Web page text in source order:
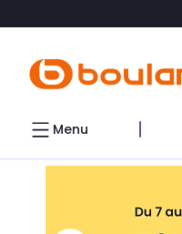
Accéder directement
Menu